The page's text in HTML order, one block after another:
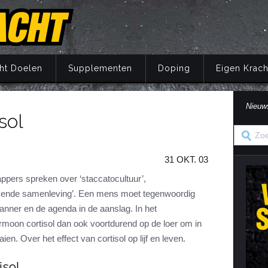
Trainingsprincipes
Krachtoefeningen Armen
Krachtoefeningen Borst
Krachtoefeningen Buik
Eiwitten
Koolhydraten
Vetten
Vocht
Doelen
Supplementen
Herstel
Mentaal
Voeding
Herstel
Supplementen Doping
Nuchtere feiten over doping
Eigen
Eigen Kracht
31 OKT. 03
spreken over ‘staccatocultuur’,
samenleving’. Een mens moet tegenwoordig
en de agenda in de aanslag. In het
cortisol dan ook voortdurend op de loer om in
Over het effect van cortisol op lijf en leven.